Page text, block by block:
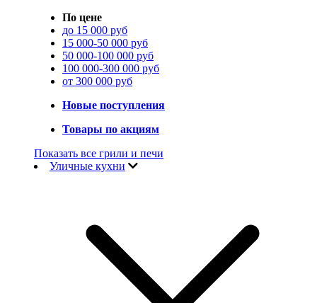
По цене
до 15 000 руб
15 000-50 000 руб
50 000-100 000 руб
100 000-300 000 руб
от 300 000 руб
Новые поступления
Товары по акциям
Показать все грили и печи
Уличные кухни